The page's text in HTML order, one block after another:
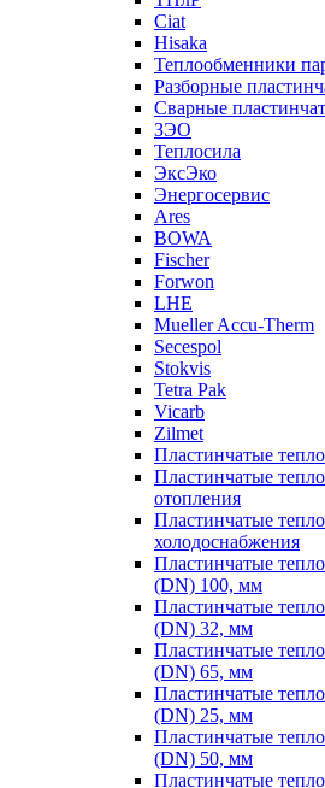
Ciat
Hisaka
Теплообменники
Разборные
Сварные
ЗЭО
Теплосила
ЭксЭко
Энергосервис
Ares
BOWA
Fischer
Forwon
LHE
Mueller Accu-Therm
Secespol
Stokvis
Tetra Pak
Vicarb
Zilmet
Пластинчатые
Пластинчатые
отопления
Пластинчатые
холодоснабжения
Пластинчатые
(DN) 100, мм
Пластинчатые
(DN) 32, мм
Пластинчатые
(DN) 65, мм
Пластинчатые
(DN) 25, мм
Пластинчатые
(DN) 50, мм
Пластинчатые